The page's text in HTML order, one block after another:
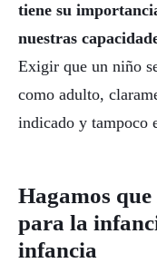
tiene su
nuestras
Exigir que un niño
como adulto,
indicado y tampoco
Hagamos que
para la
infancia